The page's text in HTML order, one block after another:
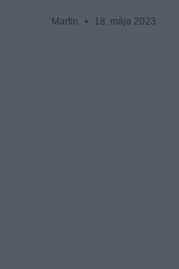
Martin 18. mája 2023